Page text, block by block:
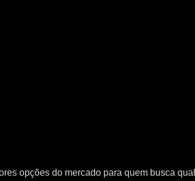
opções do mercado para quem busca